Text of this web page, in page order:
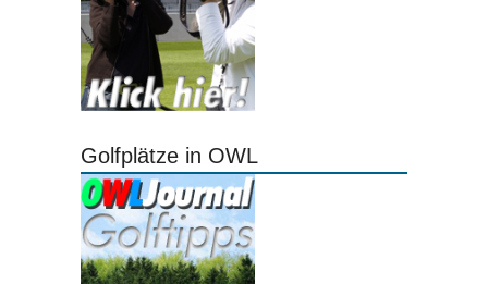
Golfplätze in OWL